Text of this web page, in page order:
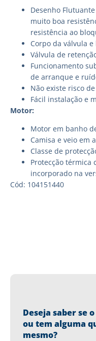
Desenho
muito boa
resistência ao
Corpo da válvula
Válvula de
Funcionamento
de arranque e
Não existe risco
Fácil instalação e
Motor:
Motor em banho
Camisa e veio em
Classe de
Protecção térmica
incorporado na
Cód: 104151440
Deseja saber se
ou tem alguma
mesmo?